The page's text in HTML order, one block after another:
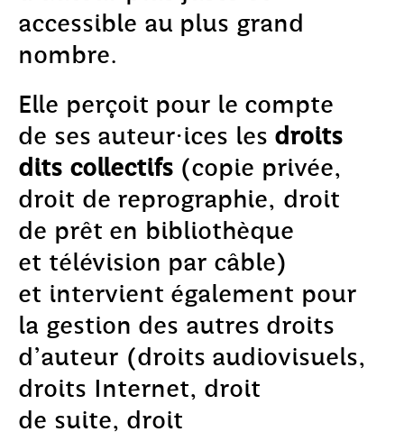
accessible au plus grand
nombre.
Elle perçoit pour le compte
de ses auteur·ices les droits
dits collectifs(copie privée,
droit de reprographie, droit
de prêt en bibliothèque
et télévision par câble)
et intervient également pour
la gestion des autres droits
d’auteur (droits audiovisuels,
droits Internet, droit
de suite, droit